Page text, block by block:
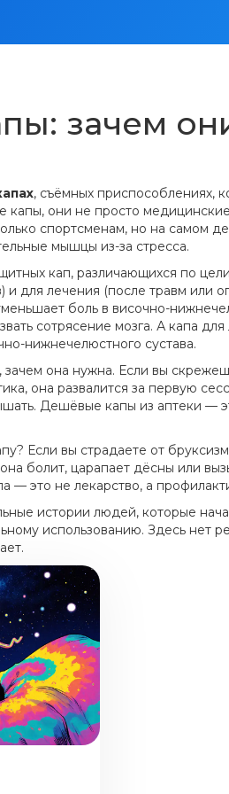
зачем
, съёмных приспособлениях,
капы, они не просто
спортсменам, но на самом
мышцы из-за стресса.
кап, различающихся по
и для лечения (после травм или
боль в височно-
сотрясение мозга. А капа
нижнечелюстного сустава.
зачем она нужна. Если вы
она развалится за первую
Дешёвые капы из аптеки —
Если вы страдаете от
болит, царапает дёсны или
— это не лекарство, а
истории людей, которые
использованию. Здесь